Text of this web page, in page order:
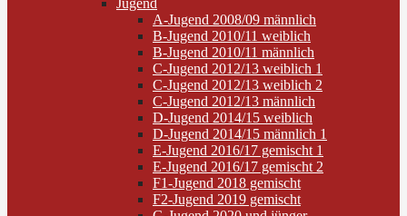
Jugend
A-Jugend 2008/09 männlich
B-Jugend 2010/11 weiblich
B-Jugend 2010/11 männlich
C-Jugend 2012/13 weiblich 1
C-Jugend 2012/13 weiblich 2
C-Jugend 2012/13 männlich
D-Jugend 2014/15 weiblich
D-Jugend 2014/15 männlich 1
E-Jugend 2016/17 gemischt 1
E-Jugend 2016/17 gemischt 2
F1-Jugend 2018 gemischt
F2-Jugend 2019 gemischt